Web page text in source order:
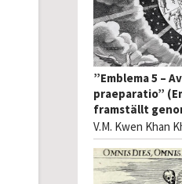
”Emblema 5 –
praeparatio”
framställt
V.M. Kwen Khan